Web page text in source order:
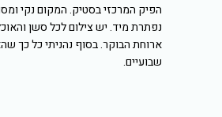
הפיק המרכזי בסטיק. המקום נקי
נפתרת מיד. יש צילום לכל סשן
ארוחת הבוקר. בסוף נהניתי כל כך
שבועיים.